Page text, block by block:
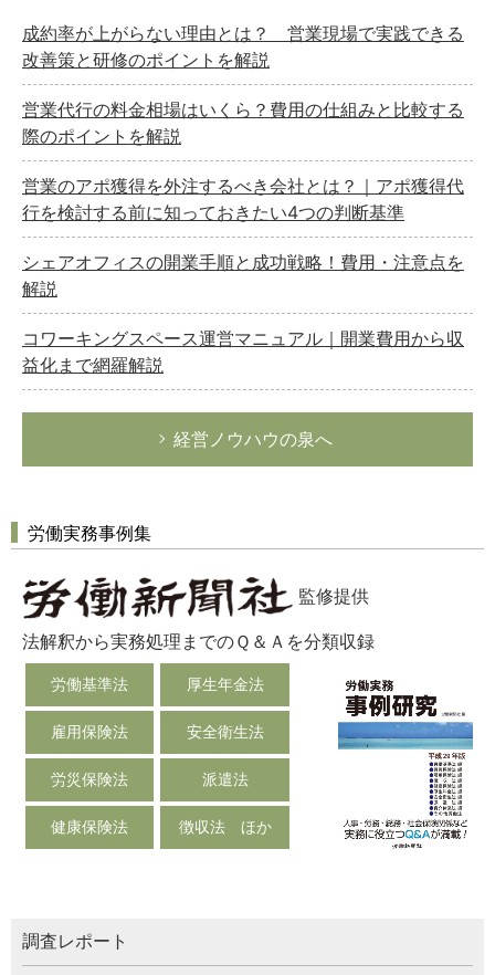
成約率が上がらない理由とは？ 営業現場で実践できる
改善策と研修のポイントを解説
営業代行の料金相場はいくら？費用の仕組みと比較する
際のポイントを解説
営業のアポ獲得を外注するべき会社とは？｜アポ獲得代
行を検討する前に知っておきたい4つの判断基準
シェアオフィスの開業手順と成功戦略！費用・注意点を
解説
コワーキングスペース運営マニュアル｜開業費用から収
益化まで網羅解説
経営ノウハウの泉へ
労働実務事例集
監修提供
法解釈から実務処理までのＱ＆Ａを分類収録
労働基準法 厚生年金法
雇用保険法 安全衛生法
労災保険法 派遣法
健康保険法 徴収法 ほか
調査レポート